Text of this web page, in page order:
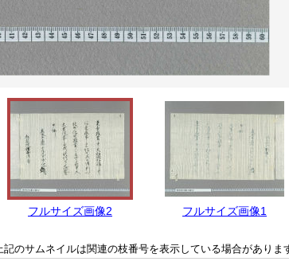
フルサイズ画像2 フルサイズ画像1
記のサムネイルは関連の枝番号を表示している場合がありま